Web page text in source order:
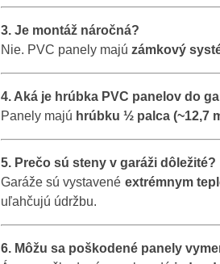
3. Je montáž náročná?
Nie. PVC panely majú zámkový
4. Aká je hrúbka PVC panelov do
Panely majú hrúbku ½ palca (~12,7
5. Prečo sú steny v garáži dôležité?
Garáže sú vystavené extrémnym
uľahčujú údržbu.
6. Môžu sa poškodené panely